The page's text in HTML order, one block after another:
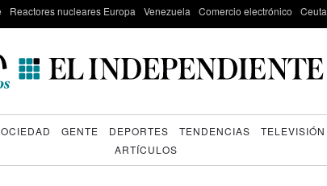
Reactores nucleares Europa Venezuela Comercio electrónico Ceuta
GENTE DEPORTES TENDENCIAS TELEVISIÓN
ARTÍCULOS